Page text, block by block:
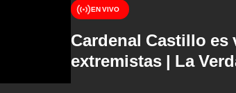
EN VIVO
Cardenal Castillo
extremistas | La